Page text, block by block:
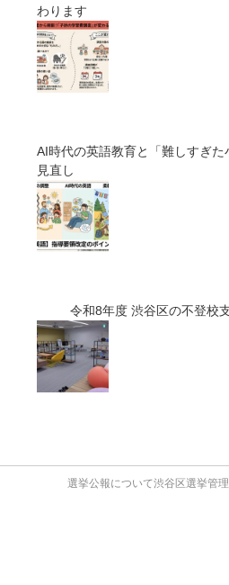
わります
AI時代の英語教育と「難しすぎた
見直し
令和8年度 渋谷区の不登校
選挙公報について渋谷区選挙管